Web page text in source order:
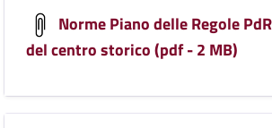
Norme Piano delle Regole
del centro storico (pdf - 2 MB)